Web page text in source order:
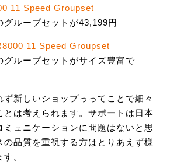
11 Speed Groupset
グループセットが43,199円
11 Speed Groupset
グループセットがサイズ豊富で
ず新しいショップっってことで細々
とは考えられます。サポートは日本
ミュニケーションに問題はないと思
の品質を重視する方はとりあえず様
。